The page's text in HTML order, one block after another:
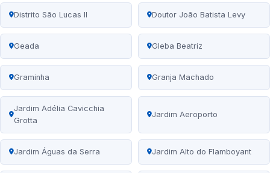
Distrito São Lucas II Doutor João Batista Levy
Geada Gleba Beatriz
Graminha Granja Machado
Jardim Adélia Cavicchia
Grotta
Jardim Aeroporto
Jardim Águas da Serra Jardim Alto do Flamboyant